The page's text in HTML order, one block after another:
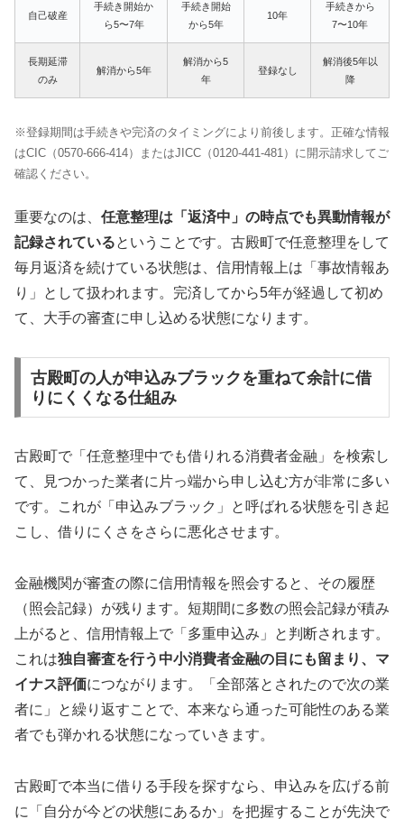
自己破産
手続き開始か
ら5〜7年
手続き開始
から5年
10年
手続きから
7〜10年
長期延滞
のみ
解消から5年
解消から5
年
登録なし
解消後5年以
降
※登録期間は手続きや完済のタイミングにより前後します。正確な情報
はCIC（0570-666-414）またはJICC（0120-441-481）に開示請求してご
確認ください。
重要なのは、 任意整理は「返済中」の時点でも異動情報が
記録されているということです。古殿町で任意整理をして
毎月返済を続けている状態は、信用情報上は「事故情報あ
り」として扱われます。完済してから5年が経過して初め
て、大手の審査に申し込める状態になります。
古殿町の人が申込みブラックを重ねて余計に借
りにくくなる仕組み
古殿町で「任意整理中でも借りれる消費者金融」を検索し
て、見つかった業者に片っ端から申し込む方が非常に多い
です。これが「申込みブラック」と呼ばれる状態を引き起
こし、借りにくさをさらに悪化させます。
金融機関が審査の際に信用情報を照会すると、その履歴
（照会記録）が残ります。短期間に多数の照会記録が積み
上がると、信用情報上で「多重申込み」と判断されます。
これは独自審査を行う中小消費者金融の目にも留まり、マ
イナス評価につながります。「全部落とされたので次の業
者に」と繰り返すことで、本来なら通った可能性のある業
者でも弾かれる状態になっていきます。
古殿町で本当に借りる手段を探すなら、申込みを広げる前
に「自分が今どの状態にあるか」を把握することが先決で